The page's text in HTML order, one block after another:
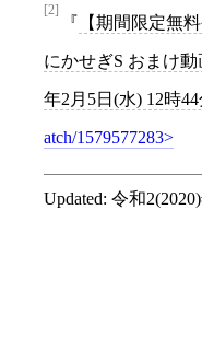
[2]
【期間限定無
にかせぎS おまけ
年2月5日(水) 12時
atch/1579577283
Updated: 令和